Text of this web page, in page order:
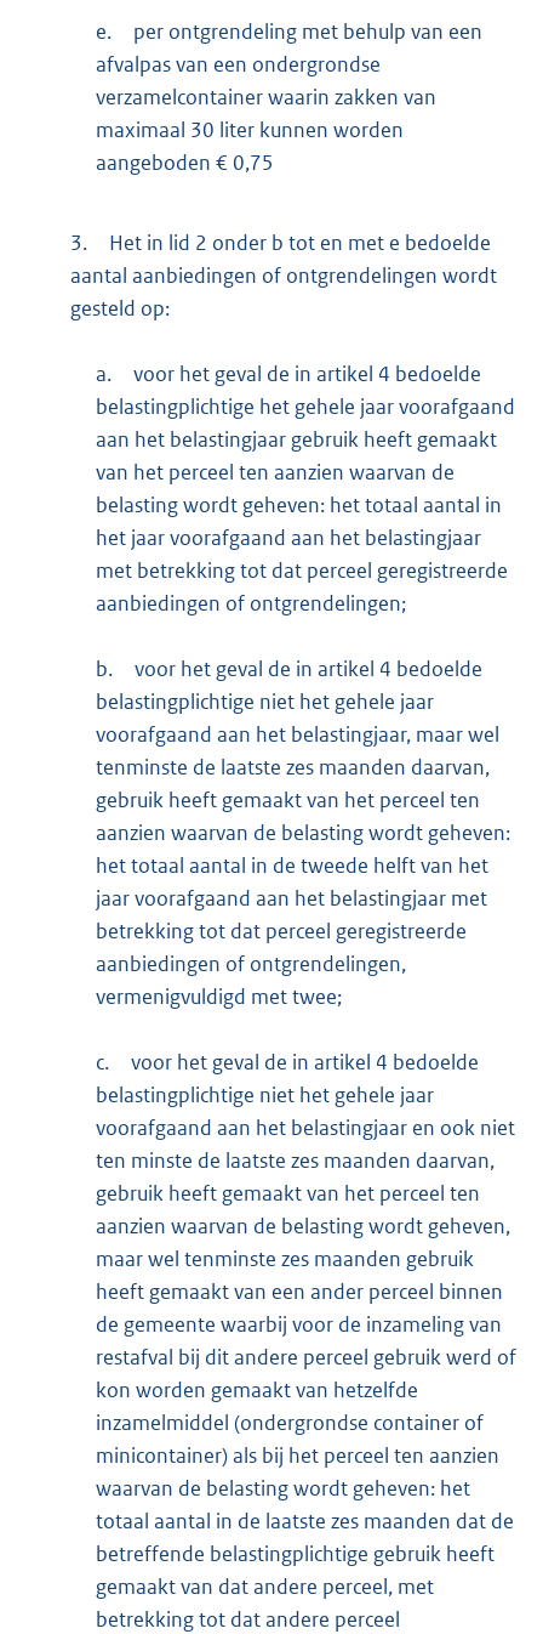
e.
per ontgrendeling met behulp van een
afvalpas van een ondergrondse
verzamelcontainer waarin zakken van
maximaal 30 liter kunnen worden
aangeboden € 0,75
3.
Het in lid 2 onder b tot en met e bedoelde
aantal aanbiedingen of ontgrendelingen wordt
gesteld op:
a.
voor het geval de in artikel 4 bedoelde
belastingplichtige het gehele jaar voorafgaand
aan het belastingjaar gebruik heeft gemaakt
van het perceel ten aanzien waarvan de
belasting wordt geheven: het totaal aantal in
het jaar voorafgaand aan het belastingjaar
met betrekking tot dat perceel geregistreerde
aanbiedingen of ontgrendelingen;
b.
voor het geval de in artikel 4 bedoelde
belastingplichtige niet het gehele jaar
voorafgaand aan het belastingjaar, maar wel
tenminste de laatste zes maanden daarvan,
gebruik heeft gemaakt van het perceel ten
aanzien waarvan de belasting wordt geheven:
het totaal aantal in de tweede helft van het
jaar voorafgaand aan het belastingjaar met
betrekking tot dat perceel geregistreerde
aanbiedingen of ontgrendelingen,
vermenigvuldigd met twee;
c.
voor het geval de in artikel 4 bedoelde
belastingplichtige niet het gehele jaar
voorafgaand aan het belastingjaar en ook niet
ten minste de laatste zes maanden daarvan,
gebruik heeft gemaakt van het perceel ten
aanzien waarvan de belasting wordt geheven,
maar wel tenminste zes maanden gebruik
heeft gemaakt van een ander perceel binnen
de gemeente waarbij voor de inzameling van
restafval bij dit andere perceel gebruik werd of
kon worden gemaakt van hetzelfde
inzamelmiddel (ondergrondse container of
minicontainer) als bij het perceel ten aanzien
waarvan de belasting wordt geheven: het
totaal aantal in de laatste zes maanden dat de
betreffende belastingplichtige gebruik heeft
gemaakt van dat andere perceel, met
betrekking tot dat andere perceel